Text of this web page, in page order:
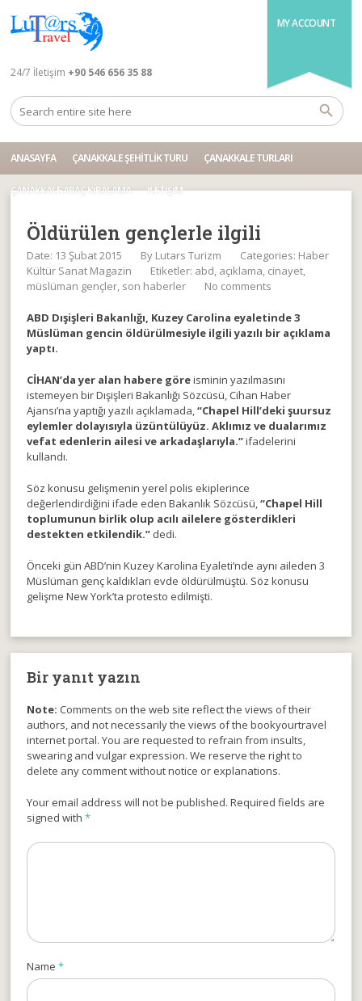
MY ACCOUNT
24/7 İletişim +90 546 656 35 88
ANASAYFA ÇANAKKALE ŞEHITLIK TURU ÇANAKKALE TURLARI
ÇANAKKALE ARAÇ KIRALAMA İLETIŞIM
Öldürülen gençlerle ilgili
Date: 13 Şubat 2015 By Lutars Turizm Categories: Haber
Kültür Sanat Magazin
Etiketler: abd, açıklama, cinayet,
müslüman gençler, son haberler No comments
ABD Dışişleri Bakanlığı, Kuzey Carolina eyaletinde 3
Müslüman gencin öldürülmesiyle ilgili yazılı bir açıklama
yaptı.
CİHAN’da yer alan habere göreisminin yazılmasını
istemeyen bir Dışişleri Bakanlığı Sözcüsü, Cihan Haber
Ajansı’na yaptığı yazılı açıklamada,“Chapel Hill’deki şuursuz
eylemler dolayısıyla üzüntülüyüz. Aklımız ve dualarımız
vefat edenlerin ailesi ve arkadaşlarıyla.”ifadelerini
kullandı.
Söz konusu gelişmenin yerel polis ekiplerince
değerlendirdiğini ifade eden Bakanlık Sözcüsü,“Chapel Hill
toplumunun birlik olup acılı ailelere gösterdikleri
destekten etkilendik.” dedi.
Önceki gün ABD’nin Kuzey Karolina Eyaleti’nde aynı aileden 3
Müslüman genç kaldıkları evde öldürülmüştü. Söz konusu
gelişme New York’ta protesto edilmişti.
Bir yanıt yazın
Note: Comments on the web site reflect the views of their
authors, and not necessarily the views of the bookyourtravel
internet portal. You are requested to refrain from insults,
swearing and vulgar expression. We reserve the right to
delete any comment without notice or explanations.
Your email address will not be published. Required fields are
signed with*
Name*